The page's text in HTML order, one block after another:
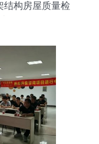
结构房屋质量检